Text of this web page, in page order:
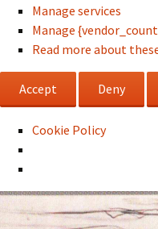
Manage services
Manage
Read more about
Accept Deny
Cookie Policy
コ